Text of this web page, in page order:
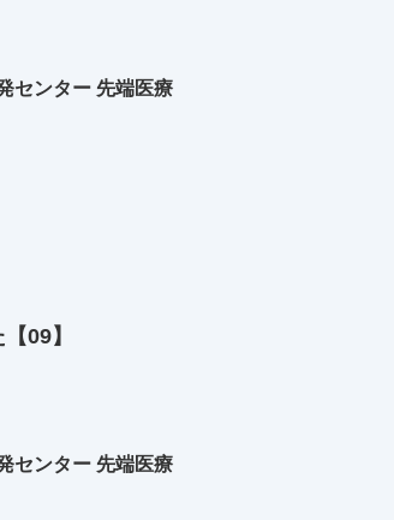
センター 先端医療
09】
センター 先端医療